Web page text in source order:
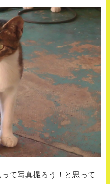
て写真撮ろう！と思って